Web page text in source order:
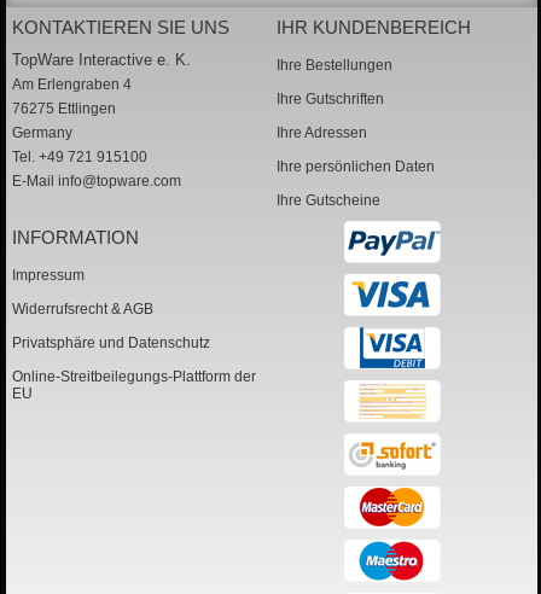
KONTAKTIEREN SIE UNS
TopWare Interactive e. K.
Am Erlengraben 4
76275 Ettlingen
Germany
Tel. +49 721 915100
E-Mail info@topware.com
IHR KUNDENBEREICH
Ihre Bestellungen
Ihre Gutschriften
Ihre Adressen
Ihre persönlichen Daten
Ihre Gutscheine
INFORMATION
Impressum
Widerrufsrecht & AGB
Privatsphäre und Datenschutz
Online-Streitbeilegungs-Plattform der
EU